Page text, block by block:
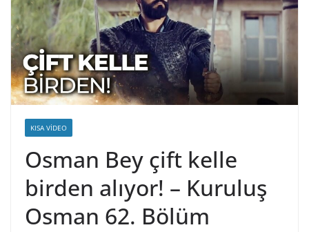
KISA VIDEO
Osman Bey çift kelle
birden alıyor! – Kuruluş
Osman 62. Bölüm